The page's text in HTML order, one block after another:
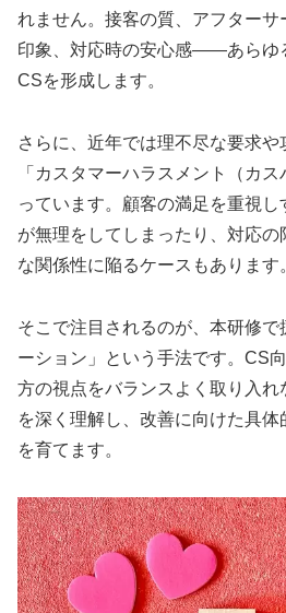
れません。接客の質、アフター
印象、対応時の安心感――あらゆ
CSを形成します。
さらに、近年では理不尽な要求や
「カスタマーハラスメント（カ
っています。顧客の満足を重視
が無理をしてしまったり、対応
な関係性に陥るケースもあります
そこで注目されるのが、本研修
ーション」という手法です。CS
方の視点をバランスよく取り入
を深く理解し、改善に向けた具
を育てます。